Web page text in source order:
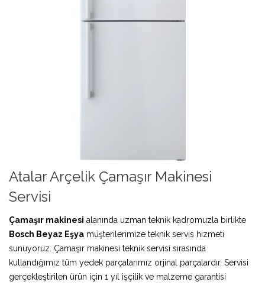
Atalar Arçelik Çamaşır Makinesi
Servisi
Çamaşır makinesi alanında uzman teknik kadromuzla birlikte
Bosch Beyaz Eşya müşterilerimize teknik servis hizmeti
sunuyoruz. Çamaşır makinesi teknik servisi sırasında
kullandığımız tüm yedek parçalarımız orjinal parçalardır. Servisi
gerçekleştirilen ürün için 1 yıl işçilik ve malzeme garantisi